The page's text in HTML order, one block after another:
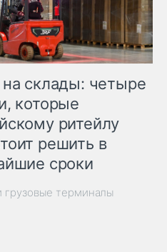
на склады: четыре
которые
ритейлу
решить в
сроки
грузовые терминалы